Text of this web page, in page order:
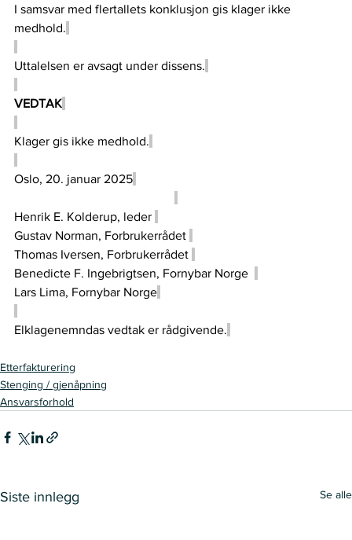
I samsvar med flertallets konklusjon gis klager ikke
medhold.
Uttalelsen er avsagt under dissens.
VEDTAK
Klager gis ikke medhold.
Oslo, 20. januar 2025
Henrik E. Kolderup, leder
Gustav Norman, Forbrukerrådet
Thomas Iversen, Forbrukerrådet
Benedicte F. Ingebrigtsen, Fornybar Norge
Lars Lima, Fornybar Norge
Elklagenemndas vedtak er rådgivende.
Etterfakturering
Stenging / gjenåpning
Ansvarsforhold
Siste innlegg Se alle